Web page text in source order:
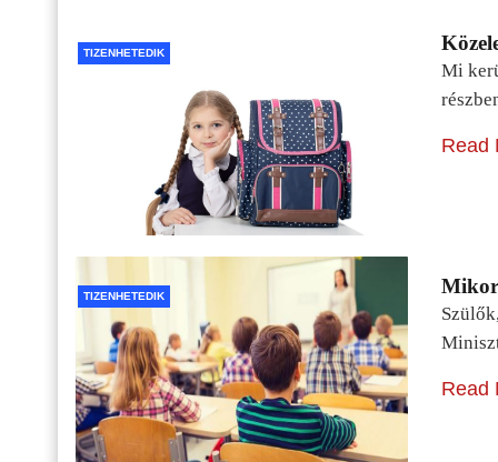
TIZENHETEDIK
Mi
Read
TIZENHETEDIK Mikor
Read